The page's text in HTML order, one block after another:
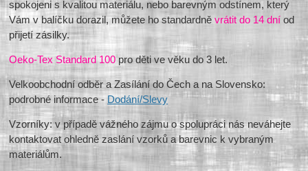
spokojeni s kvalitou materiálu, nebo barevným odstínem, který
Vám v balíčku dorazil, můžete ho standardněvrátit do 14 dní od
přijetí zásilky.
Oeko-Tex Standard 100 pro děti ve věku do 3 let.
Velkoobchodní odběr a Zasílání do Čech a na Slovensko:
podrobné informace - Dodání/Slevy
Vzorníky: v případě vážného zájmu o spolupráci nás neváhejte
kontaktovat ohledně zaslání vzorků a barevnic k vybraným
materiálům.